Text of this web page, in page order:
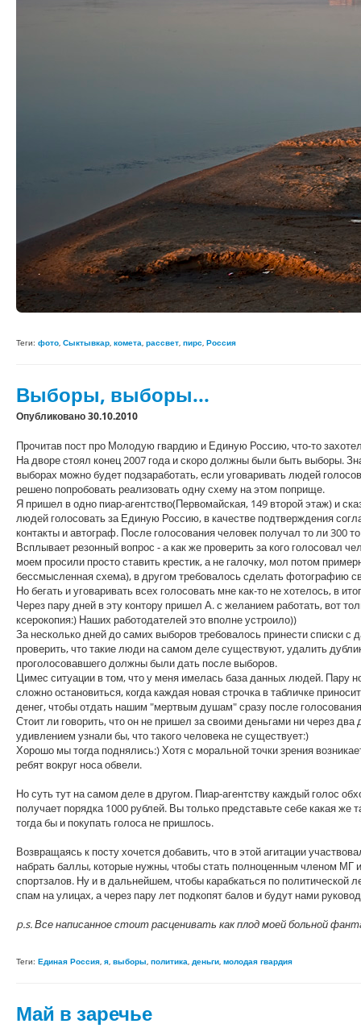
Теги: фото, Сыктывкар, комета, рассвет, пирс, Россия
Выборы, выборы...
Опубликовано 30.10.2010
Прочитав пост про Молодую гвардию и Единую Россию, что-то
На дворе стоял конец 2007 года и скоро должны были быть выборы.
выборах можно будет подзаработать, если уговаривать людей
решено попробовать реализовать одну схему на этом поприще.
Я пришел в одно пиар-агентство(Первомайская, 149 второй этаж) и
людей голосовать за Единую Россию, в качестве подтверждения
контакты и автограф. После голосования человек получал то ли 300
Всплывает резонный вопрос - а как же проверить за кого голосовал
моем просили просто ставить крестик, а не галочку, мол потом
бессмысленная схема), в другом требовалось сделать фотографию
Но бегать и уговаривать всех голосовать мне как-то не хотелось, в
Через пару дней в эту контору пришел А. с желанием работать, вот
ксерокопия:) Наших работодателей это вполне устроило))
За несколько дней до самих выборов требовалось принести списки
проверить, что такие люди на самом деле существуют, удалить
проголосовавшего должны были дать после выборов.
Цимес ситуации в том, что у меня имелась база данных людей. Пару
сложно остановиться, когда каждая новая строчка в табличке
денег, чтобы отдать нашим "мертвым душам" сразу после
Стоит ли говорить, что он не пришел за своими деньгами ни через
удивлением узнали бы, что такого человека не существует:)
Хорошо мы тогда поднялись:) Хотя с моральной точки зрения
ребят вокруг носа обвели.
Но суть тут на самом деле в другом. Пиар-агентству каждый голос
получает порядка 1000 рублей. Вы только представьте себе какая
тогда бы и покупать голоса не пришлось.
Возвращаясь к постухочется добавить, что в этой агитации
набрать баллы, которые нужны, чтобы стать полноценным членом
спортзалов. Ну и в дальнейшем, чтобы карабкаться по политической
спам на улицах, а через пару лет подкопят балов и будут нами
p.s. Все написанное стоит расценивать как плод моей больной
Теги: Единая Россия, я, выборы, политика, деньги, молодая гвардия
Май в заречье